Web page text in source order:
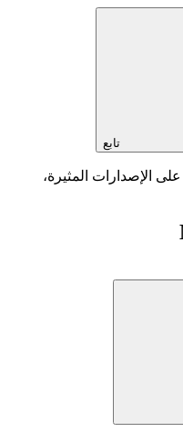
تابع
على الإصدارات المثيرة،